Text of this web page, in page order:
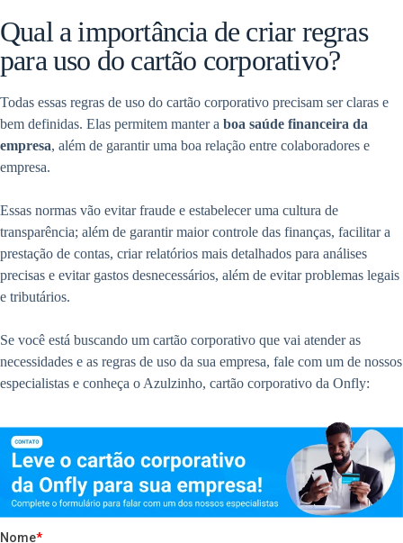
Qual a importância de criar regras
para uso do cartão corporativo?
Todas essas regras de uso do cartão corporativo precisam ser claras e
bem definidas. Elas permitem manter a boa saúde financeira da
empresa, além de garantir uma boa relação entre colaboradores e
empresa.
Essas normas vão evitar fraude e estabelecer uma cultura de
transparência; além de garantir maior controle das finanças, facilitar a
prestação de contas, criar relatórios mais detalhados para análises
precisas e evitar gastos desnecessários, além de evitar problemas legais
e tributários.
Se você está buscando um cartão corporativo que vai atender as
necessidades e as regras de uso da sua empresa, fale com um de nossos
especialistas e conheça o Azulzinho, cartão corporativo da Onfly: